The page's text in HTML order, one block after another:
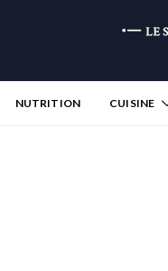
NUTRITION CUISINE